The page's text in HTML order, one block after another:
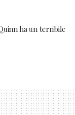
ha un terribile